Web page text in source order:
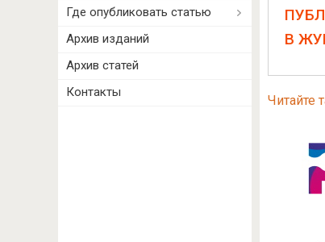
В
Читайте
Где опубликовать статью
Архив изданий
Архив статей
Контакты